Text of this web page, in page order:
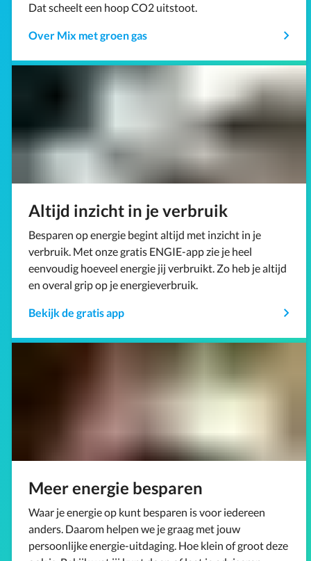
Dat scheelt een hoop CO2 uitstoot.
Over Mix met groen gas
Altijd inzicht in je verbruik
Besparen op energie begint altijd met inzicht in je
verbruik. Met onze gratis ENGIE-app zie je heel
eenvoudig hoeveel energie jij verbruikt. Zo heb je altijd
en overal grip op je energieverbruik.
Bekijk de gratis app
Meer energie besparen
Waar je energie op kunt besparen is voor iedereen
anders. Daarom helpen we je graag met jouw
persoonlijke energie-uitdaging. Hoe klein of groot deze